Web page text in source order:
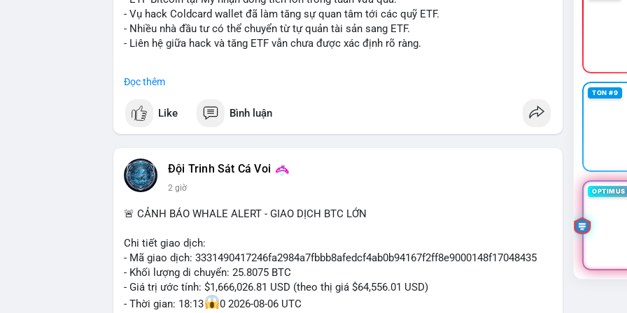
lương bằng BTC.
#binancesquare #cryptonews #btc #eth #sol #xrp #cc #sky #sand
📰 Nguồn: Decrypt
- Vụ hack Coldcard wallet đã làm tăng sự quan tâm tới các quỹ ETF.
- Nhiều nhà đầu tư có thể chuyển từ tự quản tài sản sang ETF.
- Liên hệ giữa hack và tăng ETF vẫn chưa được xác định rõ ràng.
#vlikevn #titanbot
📰 Nguồn: Cointelegraph
Đọc thêm
Like Bình luận
Đội Trinh Sát Cá Voi
2 giờ
🚨 CẢNH BÁO WHALE ALERT - GIAO DỊCH BTC LỚN
Chi tiết giao dịch:
- Mã giao dịch: 3331490417246fa2984a7fbbb8afedcf4ab0b94167f2ff8e9000148f17048435
- Khối lượng di chuyển: 25.8075 BTC
- Giá trị ước tính: $1,666,026.81 USD (theo thị giá $64,556.01 USD)
- Thời gian: 18:13
0 2026-08-06 UTC
TON #9
OPTIMUS